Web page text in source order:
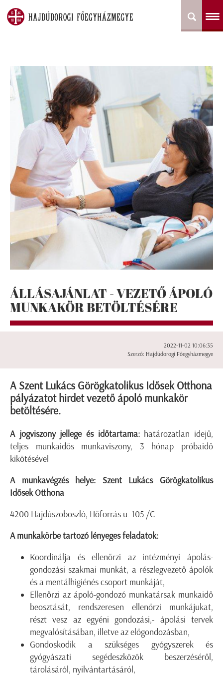
ÁLLÁSAJÁNLAT - VEZETŐ ÁPOLÓ
MUNKAKÖR BETÖLTÉSÉRE
2022-11-02 10:06:35
Szerző: Hajdúdorogi Főegyházmegye
A Szent Lukács Görögkatolikus Idősek Otthona
pályázatot hirdet vezető ápoló munkakör
betöltésére.
A jogviszony jellege és időtartama: határozatlan idejű,
teljes munkaidős munkaviszony, 3 hónap próbaidő
kikötésével
A munkavégzés helye: Szent Lukács Görögkatolikus
Idősek Otthona
4200 Hajdúszoboszló, Hőforrás u. 105./C
A munkakörbe tartozó lényeges feladatok:
Koordinálja és ellenőrzi az intézményi ápolás-
gondozási szakmai munkát, a részlegvezető ápolók
és a mentálhigiénés csoport munkáját,
Ellenőrzi az ápoló-gondozó munkatársak munkaidő
beosztását, rendszeresen ellenőrzi munkájukat,
részt vesz az egyéni gondozási,- ápolási tervek
megvalósításában, illetve az előgondozásban,
Gondoskodik a szükséges gyógyszerek és
gyógyászati segédeszközök beszerzéséről,
tárolásáról, nyilvántartásáról,